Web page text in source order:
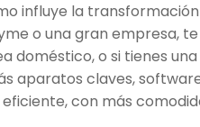
influye la
o una gran empresa,
doméstico, o si tienes
aparatos claves,
con más